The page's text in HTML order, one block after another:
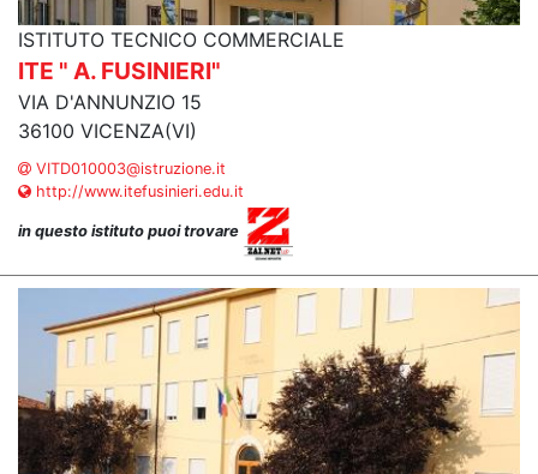
ISTITUTO TECNICO COMMERCIALE
ITE " A. FUSINIERI"
VIA D'ANNUNZIO 15
36100 VICENZA(VI)
VITD010003@istruzione.it
http://www.itefusinieri.edu.it
in questo istituto puoi trovare